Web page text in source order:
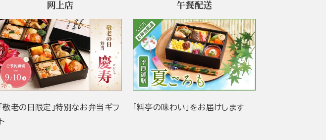
网上店
「敬老の日限定」特別なお弁当ギフ
ト
午餐配送
「料亭の味わい」をお届けします